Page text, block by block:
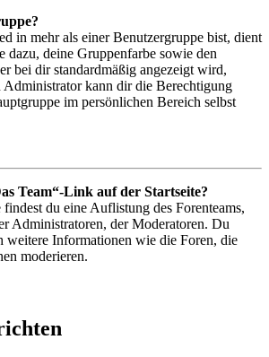
in mehr als einer Benutzergruppe bist, dient
dazu, deine Gruppenfarbe sowie den
bei dir standardmäßig angezeigt wird,
Administrator kann dir die Berechtigung
im persönlichen Bereich selbst
Team“-Link auf der Startseite?
du eine Auflistung des Forenteams,
Administratoren, der Moderatoren. Du
weitere Informationen wie die Foren, die
moderieren.